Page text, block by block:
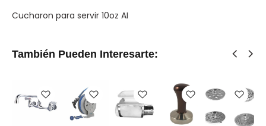
Cucharon para servir 10oz AI
También Pueden Interesarte: